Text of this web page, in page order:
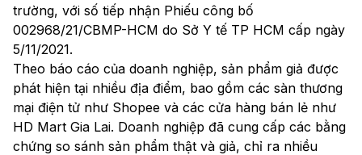
trường, với số tiếp nhận Phiếu công bố
002968/21/CBMP-HCM do Sở Y tế TP HCM cấp ngày
5/11/2021.
Theo báo cáo của doanh nghiệp, sản phẩm giả được
phát hiện tại nhiều địa điểm, bao gồm các sàn thương
mại điện tử như Shopee và các cửa hàng bán lẻ như
HD Mart Gia Lai. Doanh nghiệp đã cung cấp các bằng
chứng so sánh sản phẩm thật và giả, chỉ ra nhiều